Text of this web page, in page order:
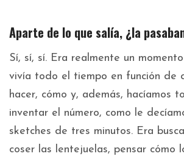
Aparte de lo que salía, ¿la
Sí, sí, sí. Era realmente un
vivía todo el tiempo en función de
hacer, cómo y, además, hacíamos
inventar el número, como le
sketches de tres minutos. Era
coser las lentejuelas, pensar cómo